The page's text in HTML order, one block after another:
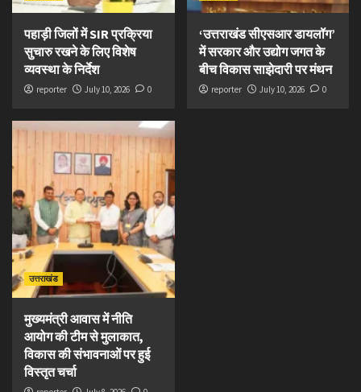
पहाड़ी जिलों में SIR प्रक्रिया
सुचारु रखने के लिए विशेष
व्यवस्था के निर्देश
reporter July 10, 2026 0
‘उत्तराखंड सीएसआर डायलॉग’
में सरकार और उद्योग जगत के
बीच विकास साझेदारी पर मंथन
reporter July 10, 2026 0
उत्तराखंड
मुख्यमंत्री आवास में नीति
आयोग की टीम से मुलाकात,
विकास की संभावनाओं पर हुई
विस्तृत चर्चा